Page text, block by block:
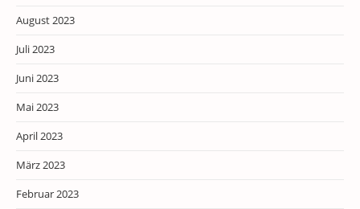
August 2023
Juli 2023
Juni 2023
Mai 2023
April 2023
März 2023
Februar 2023